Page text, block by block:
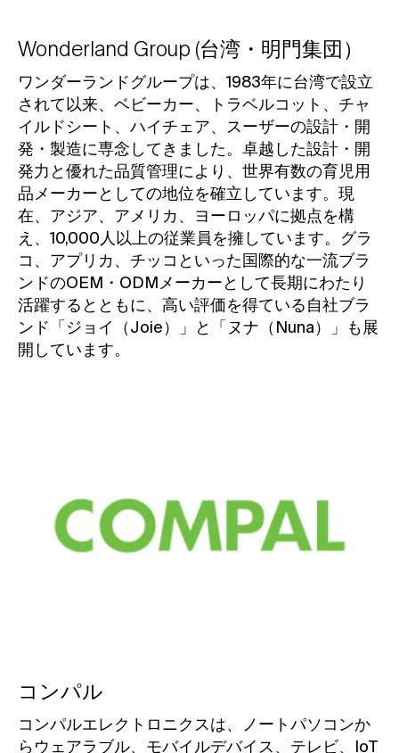
Wonderland Group (台湾・明門集団）
ワンダーランドグループは、1983年に台湾で設立
されて以来、ベビーカー、トラベルコット、チャ
イルドシート、ハイチェア、スーザーの設計・開
発・製造に専念してきました。卓越した設計・開
発力と優れた品質管理により、世界有数の育児用
品メーカーとしての地位を確立しています。現
在、アジア、アメリカ、ヨーロッパに拠点を構
え、10,000人以上の従業員を擁しています。グラ
コ、アプリカ、チッコといった国際的な一流ブラ
ンドのOEM・ODMメーカーとして長期にわたり
活躍するとともに、高い評価を得ている自社ブラ
ンド「ジョイ（Joie）」と「ヌナ（Nuna）」も展
開しています。
コンパル
コンパルエレクトロニクスは、ノートパソコンか
らウェアラブル、モバイルデバイス、テレビ、IoT